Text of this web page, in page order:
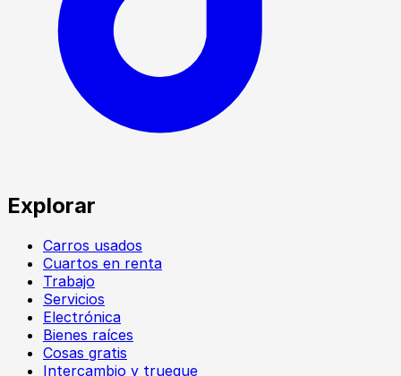
Explorar
Carros usados
Cuartos en renta
Trabajo
Servicios
Electrónica
Bienes raíces
Cosas gratis
Intercambio y trueque